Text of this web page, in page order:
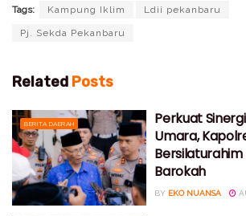
Tags: Kampung Iklim Ldii pekanbaru
Pj. Sekda Pekanbaru
Related Posts
BERITA DAERAH
Perkuat
Umara,
Bersilaturahim
Barokah
BY EKO NUANSA